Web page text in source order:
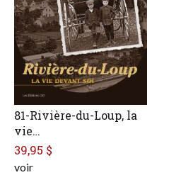
81-Rivière-du-Loup, la
vie…
39,95 $
voir